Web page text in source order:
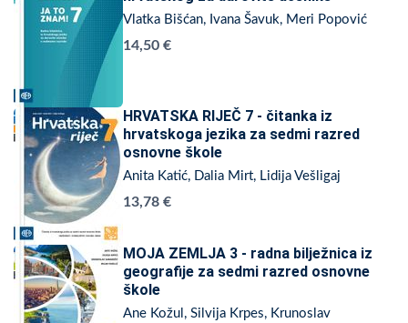
Vlatka Bišćan, Ivana Šavuk, Meri Popović
14,50 €
HRVATSKA RIJEČ 7 - čitanka iz
hrvatskoga jezika za sedmi razred
osnovne škole
Anita Katić, Dalia Mirt, Lidija Vešligaj
13,78 €
MOJA ZEMLJA 3 - radna bilježnica iz
geografije za sedmi razred osnovne
škole
Ane Kožul, Silvija Krpes, Krunoslav